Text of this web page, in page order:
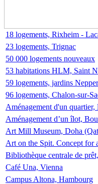
18 logements, Rixheim -
23 logements, Trignac
50 000 logements nouveaux
53 habitations HLM, Saint
59 logements, jardins
96 logements, Chalon-sur-
Aménagement d'un
Aménagement d’un îlot,
Art Mill Museum, Doha
Art on the Spit. Concept for
Bibliothèque centrale de
Café Una, Vienna
Campus Altona, Hambourg